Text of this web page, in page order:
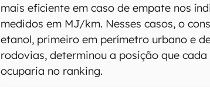
mais eficiente em caso de empate nos
medidos em MJ/km. Nesses casos, o
etanol, primeiro em perímetro urbano e
rodovias, determinou a posição que
ocuparia no ranking.